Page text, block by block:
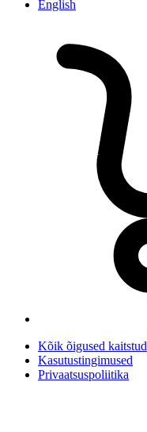
English
Kõik õigused kaitstud
Kasutustingimused
Privaatsuspoliitika